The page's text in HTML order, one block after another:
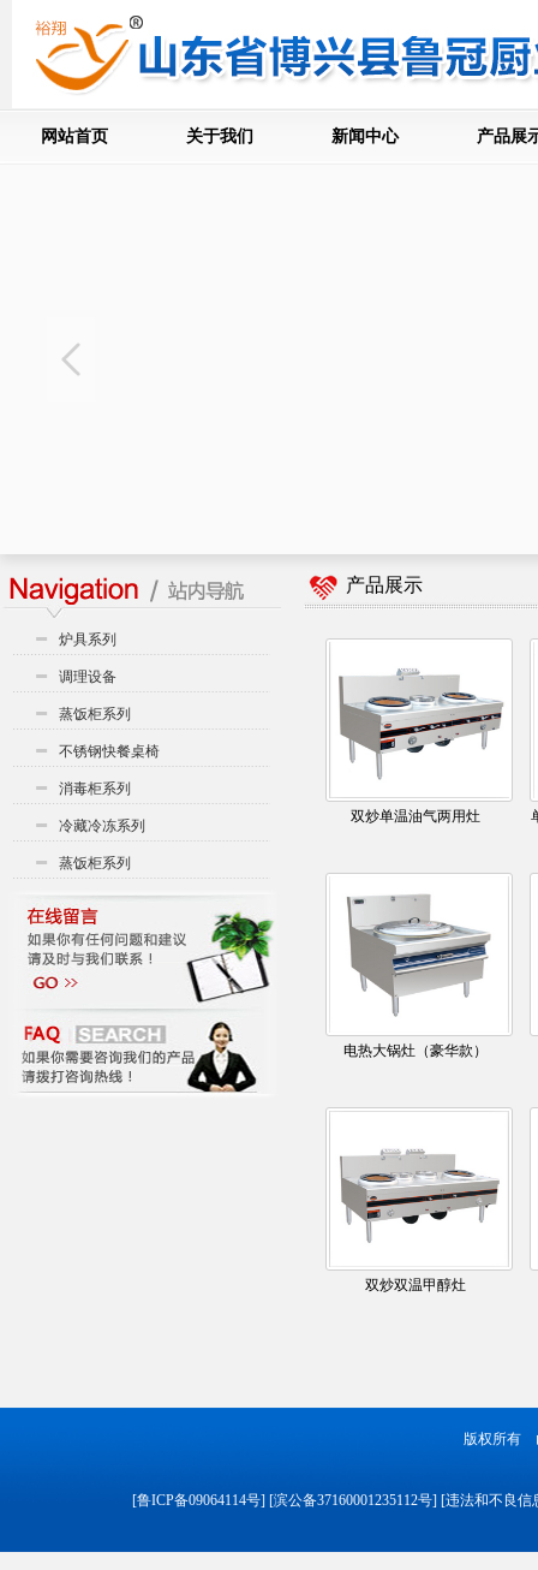
网站首页 关于我们 新闻中心 产品展
炉具系列
调理设备
蒸饭柜系列
不锈钢快餐桌椅
消毒柜系列
冷藏冷冻系列
蒸饭柜系列
产品展示
双炒单温油气两用灶
电热大锅灶（豪华款）
双炒双温甲醇灶
版权所有
[鲁ICP备09064114号] [滨公备37160001235112号] [违法和不良信